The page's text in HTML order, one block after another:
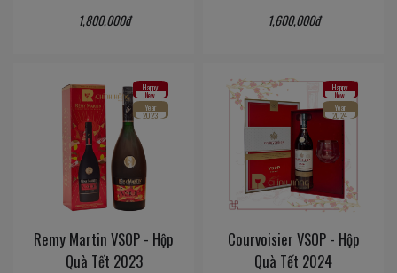
1,800,000đ 1,600,000đ
Happy
New
Year
2023
Remy Martin VSOP - Hộp
Quà Tết 2023
Happy
New
Year
2024
Courvoisier VSOP - Hộp
Quà Tết 2024